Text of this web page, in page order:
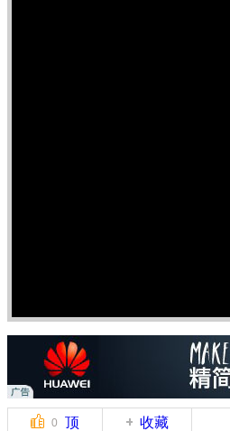
0 顶 收藏